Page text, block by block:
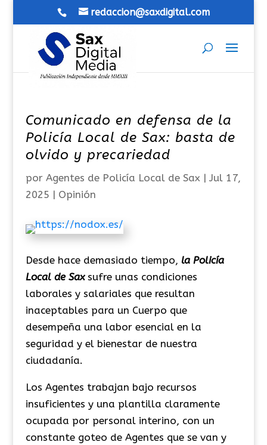
redaccion@saxdigital.com
Comunicado en defensa de la
Policía Local de Sax: basta de
olvido y precariedad
por Agentes de Policía Local de Sax | Jul 17,
2025 | Opinión
Desde hace demasiado tiempo, la Policía
Local de Saxsufre unas condiciones
laborales y salariales que resultan
inaceptables para un Cuerpo que
desempeña una labor esencial en la
seguridad y el bienestar de nuestra
ciudadanía.
Los Agentes trabajan bajo recursos
insuficientes y una plantilla claramente
ocupada por personal interino, con un
constante goteo de Agentes que se van y